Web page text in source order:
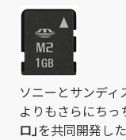
ソニーとサンディ
よりもさらにちっ
ロ｣を共同開発し